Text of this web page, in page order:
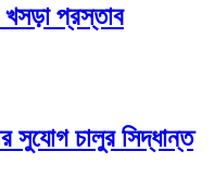
খসড়া প্রস্তাব
সুযোগ চালুর সিদ্ধান্ত